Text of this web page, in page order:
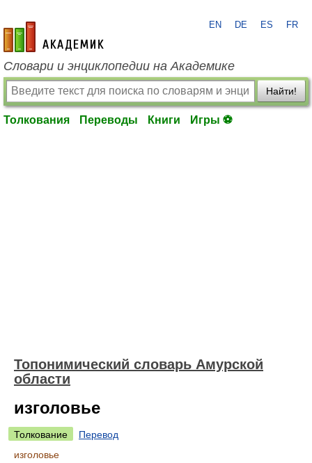
academic.ru
EN DE ES FR
Словари и энциклопедии на Академике
Найти!
Толкования Переводы Книги Игры ⚽
Топонимический словарь Амурской
области
изголовье
Толкование
Перевод
изголовье